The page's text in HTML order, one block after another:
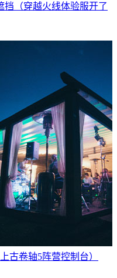
挡（穿越火线体验服开了
古卷轴5阵营控制台）